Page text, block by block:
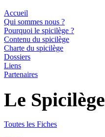
Accueil
Qui sommes nous ?
Pourquoi le spicilège ?
Contenu du spicilège
Charte du spicilège
Dossiers
Liens
Partenaires
Le Spicilège
Toutes les Fiches